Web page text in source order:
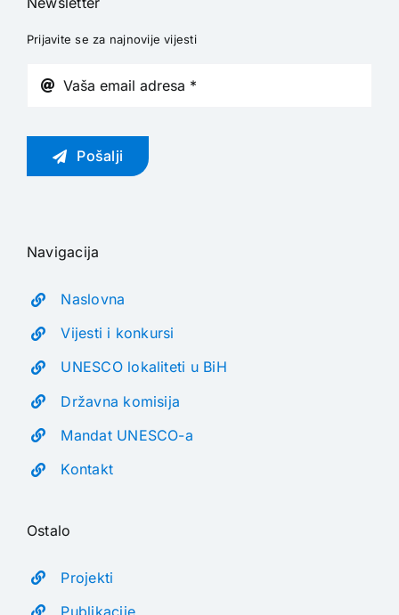
Prijavite se za najnovije vijesti
Pošalji
Navigacija
Naslovna
Vijesti i konkursi
UNESCO lokaliteti u BiH
Državna komisija
Mandat UNESCO-a
Kontakt
Ostalo
Projekti
Publikacije